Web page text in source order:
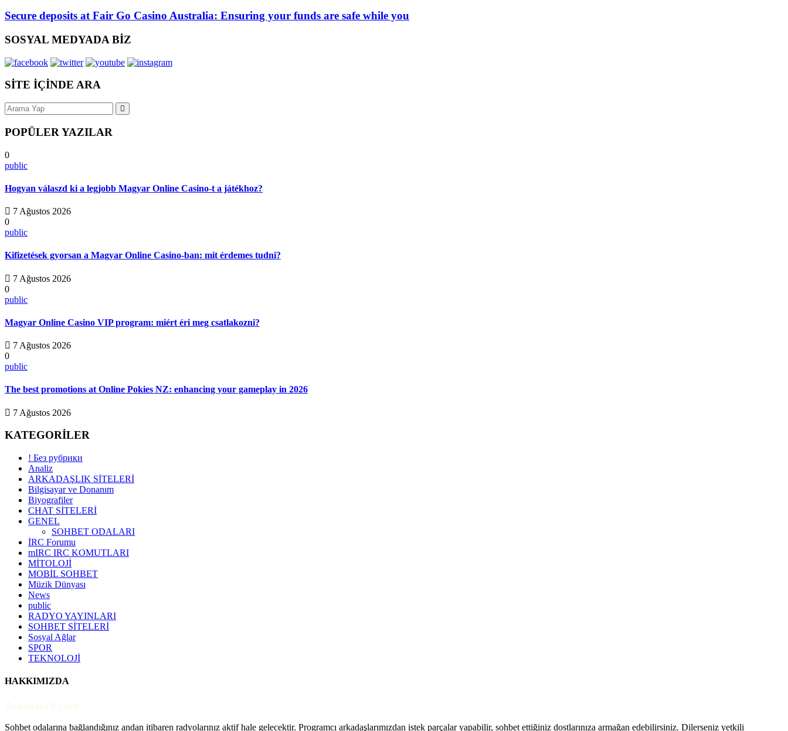
Secure deposits at Fair Go Casino Australia: Ensuring your funds are safe while you
SOSYAL MEDYADA BİZ
SİTE İÇİNDE ARA
POPÜLER YAZILAR
0
public
Hogyan válaszd ki a legjobb Magyar Online Casino-t a játékhoz?
7 Ağustos 2026
0
public
Kifizetések gyorsan a Magyar Online Casino-ban: mit érdemes tudni?
7 Ağustos 2026
0
public
Magyar Online Casino VIP program: miért éri meg csatlakozni?
7 Ağustos 2026
0
public
The best promotions at Online Pokies NZ: enhancing your gameplay in 2026
7 Ağustos 2026
KATEGORİLER
! Без рубрики
Analiz
ARKADAŞLIK SİTELERİ
Bilgisayar ve Donanım
Biyografiler
CHAT SİTELERİ
GENEL
SOHBET ODALARI
İRC Forumu
mIRC IRC KOMUTLARI
MİTOLOJİ
MOBİL SOHBET
Müzik Dünyası
News
public
RADYO YAYINLARI
SOHBET SİTELERİ
Sosyal Ağlar
SPOR
TEKNOLOJİ
HAKKIMIZDA
Arkadas18.com
Sohbet odalarına bağlandığınız andan itibaren radyolarınız aktif hale gelecektir. Programcı arkadaşlarımızdan istek parçalar yapabilir, sohbet ettiğiniz dostlarınıza armağan edebilirsiniz. Dilerseniz yetkili